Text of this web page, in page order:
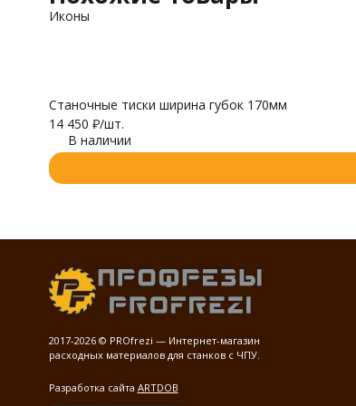
Иконы
Станочные тиски ширина губок 170мм
14 450 ₽/шт.
В наличии
2017-2026 © PROfrezi — Интернет-магазин
расходных материалов для станков с ЧПУ.
Разработка сайта ARTDOB